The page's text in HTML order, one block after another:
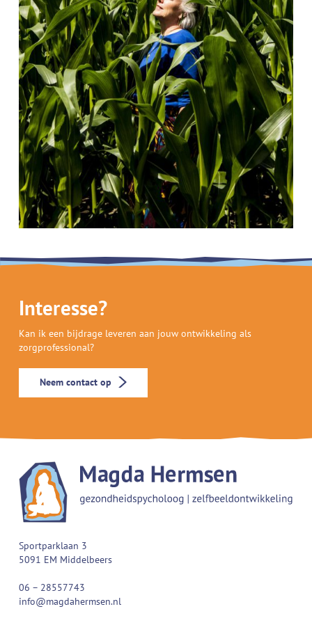
Interesse?
Kan ik een bijdrage leveren aan jouw ontwikkeling als
zorgprofessional?
Neem contact op
Sportparklaan 3
5091 EM Middelbeers
06 – 28557743
info@magdahermsen.nl